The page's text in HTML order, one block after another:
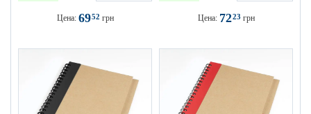
Цена: 6952 грн Цена: 7223 грн